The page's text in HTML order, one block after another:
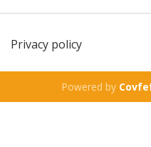
Privacy policy
Powered by